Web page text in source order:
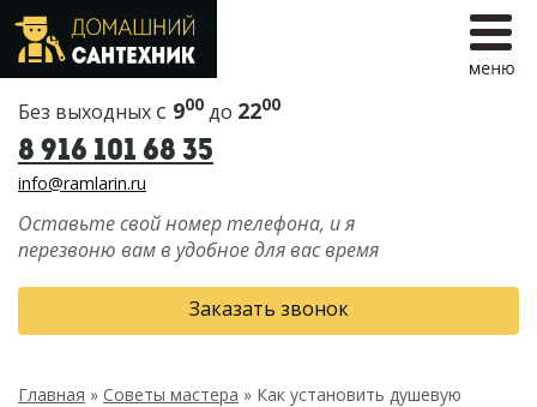
Без выходных с 900 до 2200
8 916 101 68 35
info@ramlarin.ru
Оставьте свой номер телефона, и я
перезвоню вам в удобное для вас время
Заказать звонок
Главная » Советы мастера » Как установить душевую